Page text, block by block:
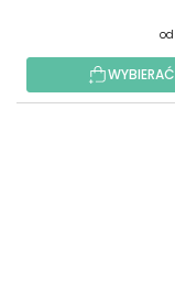
od
WYBIERAĆ